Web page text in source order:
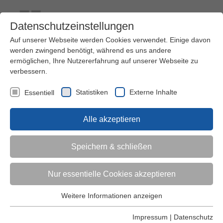
Kontakt Ihre Meinung ist uns wichtig!
Kinder (0-6)
Grundschulkinder
Jugendliche
Datenschutzeinstellungen
Auf unserer Webseite werden Cookies verwendet. Einige davon
werden zwingend benötigt, während es uns andere
ermöglichen, Ihre Nutzererfahrung auf unserer Webseite zu
verbessern.
Essentiell Statistiken Externe Inhalte
Alle akzeptieren
Speichern & schließen
Nur essentielle Cookies akzeptieren
Essentielle Cookies werden für grundlegende Funktionen der
Weitere Informationen anzeigen
Impressum | Datenschutz